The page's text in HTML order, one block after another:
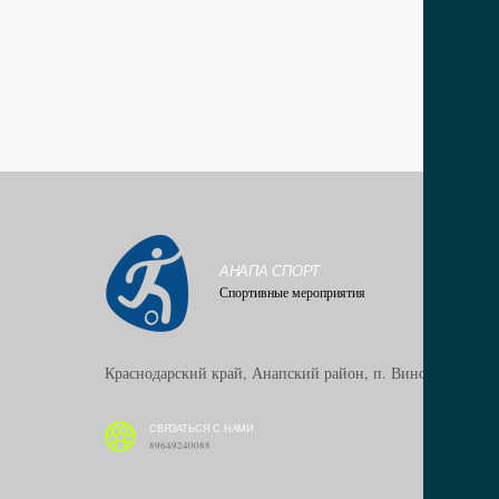
АНАПА СПОРТ
Спортивные мероприятия
Краснодарский край, Анапский район, п. Виноградный
СВЯЗАТЬСЯ С НАМИ
89649240088